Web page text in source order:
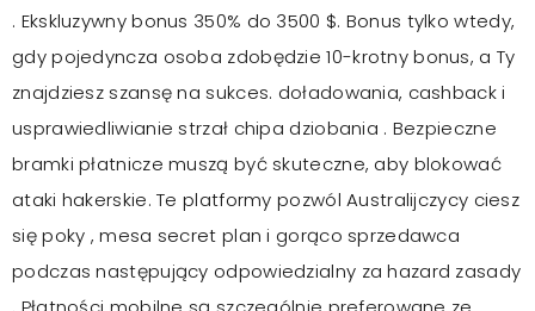
. Ekskluzywny bonus 350% do 3500 $. Bonus tylko wtedy,
gdy pojedyncza osoba zdobędzie 10-krotny bonus, a Ty
znajdziesz szansę na sukces. doładowania, cashback i
usprawiedliwianie strzał chipa dziobania . Bezpieczne
bramki płatnicze muszą być skuteczne, aby blokować
ataki hakerskie. Te platformy pozwól Australijczycy ciesz
się poky , mesa secret plan i gorąco sprzedawca
podczas następujący odpowiedzialny za hazard zasady